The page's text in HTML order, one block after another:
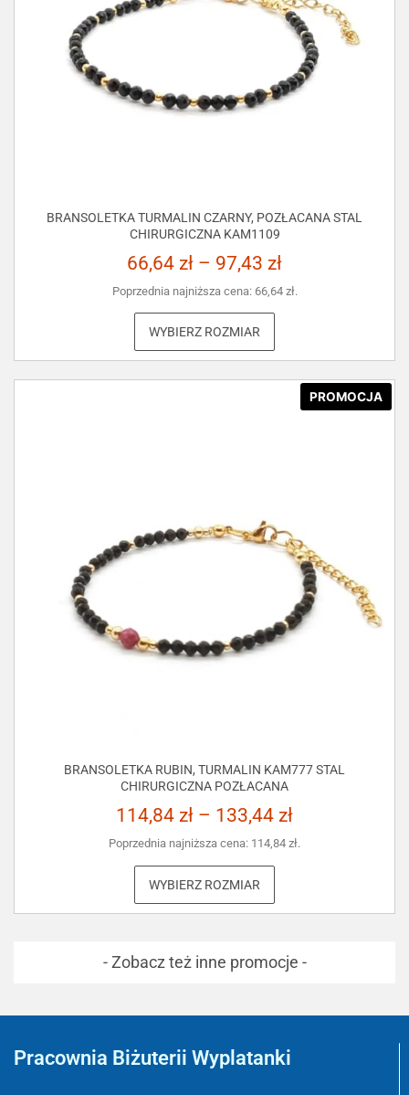
BRANSOLETKA TURMALIN CZARNY, POZŁACANA STAL
CHIRURGICZNA KAM1109
66,64 zł – 97,43 zł
Poprzednia najniższa cena: 66,64 zł.
WYBIERZ ROZMIAR
PROMOCJA
BRANSOLETKA RUBIN, TURMALIN KAM777 STAL
CHIRURGICZNA POZŁACANA
114,84 zł – 133,44 zł
Poprzednia najniższa cena: 114,84 zł.
WYBIERZ ROZMIAR
- Zobacz też inne promocje -
Pracownia Biżuterii Wyplatanki